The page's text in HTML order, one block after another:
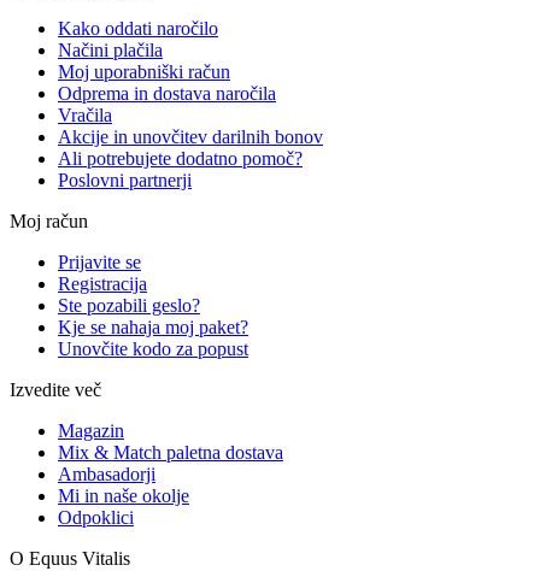
Kako oddati naročilo
Načini plačila
Moj uporabniški račun
Odprema in dostava naročila
Vračila
Akcije in unovčitev darilnih bonov
Ali potrebujete dodatno pomoč?
Poslovni partnerji
Moj račun
Prijavite se
Registracija
Ste pozabili geslo?
Kje se nahaja moj paket?
Unovčite kodo za popust
Izvedite več
Magazin
Mix & Match paletna dostava
Ambasadorji
Mi in naše okolje
Odpoklici
O Equus Vitalis